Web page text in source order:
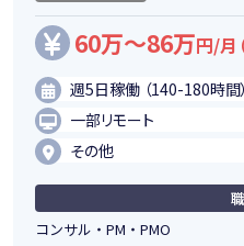
60万～86万円/月
週5日稼働 （140-180時間）
一部リモート
その他
コンサル・PM・PMO